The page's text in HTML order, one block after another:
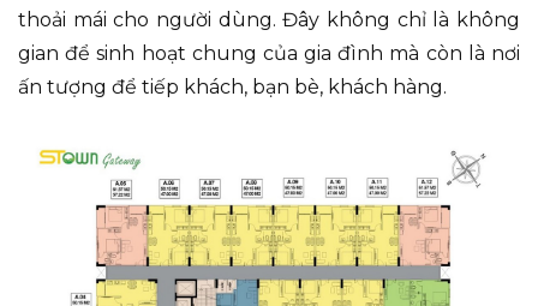
thoải mái cho người dùng. Đây không chỉ là không
gian để sinh hoạt chung của gia đình mà còn là nơi
ấn tượng để tiếp khách, bạn bè, khách hàng.